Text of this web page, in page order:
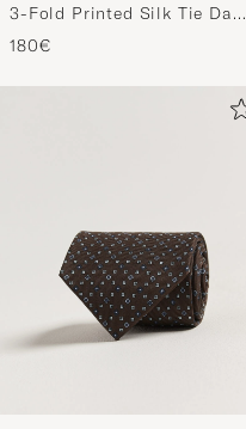
3-Fold Printed Silk Tie Dark
Blue
180€